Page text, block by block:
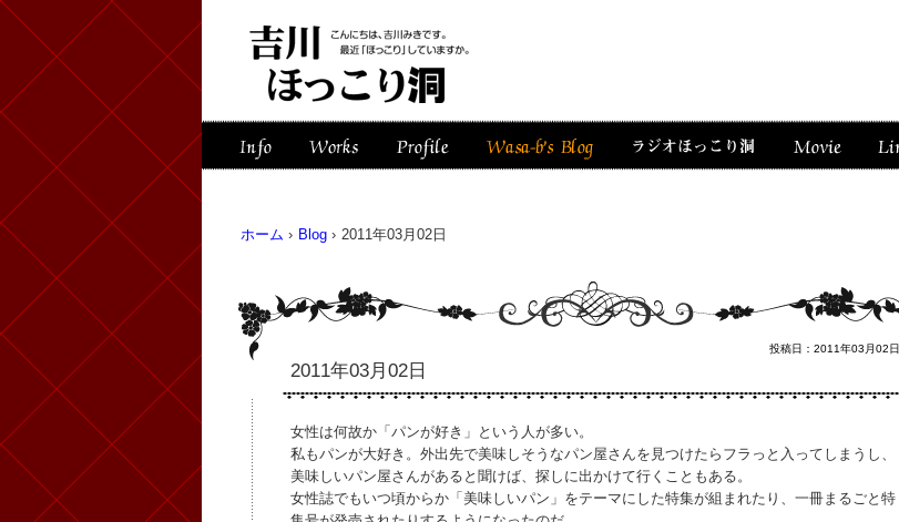
ホーム › Blog › 2011年03月02日
投稿日：2011年03月02日
2011年03月02日
女性は何故か「パンが好き」という人が多い。
私もパンが大好き。外出先で美味しそうなパン屋さんを見つけたらフラっと入ってしまうし、
美味しいパン屋さんがあると聞けば、探しに出かけて行くこともある。
女性誌でもいつ頃からか「美味しいパン」をテーマにした特集が組まれたり、一冊まるごと特